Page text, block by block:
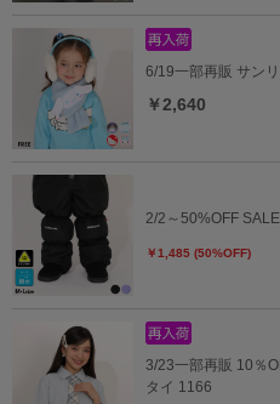
6/19一部再販 サン
￥2,640
2/2～50%OFF
￥1,485 (50%OFF)
3/23一部再販 10％
タイ 1166